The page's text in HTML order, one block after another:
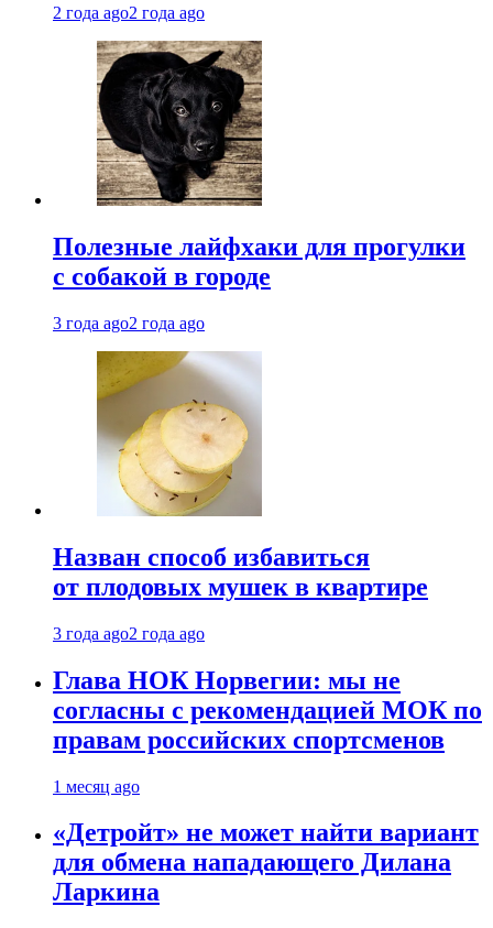
2 года ago2 года ago
Полезные лайфхаки для прогулки
с собакой в городе
3 года ago2 года ago
Назван способ избавиться
от плодовых мушек в квартире
3 года ago2 года ago
Глава НОК Норвегии: мы не
согласны с рекомендацией МОК по
правам российских спортсменов
1 месяц ago
«Детройт» не может найти вариант
для обмена нападающего Дилана
Ларкина